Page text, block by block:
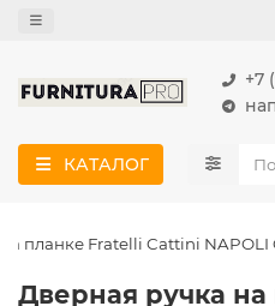
+7
КАТАЛОГ
планке Fratelli Cattini NAPOLI
Дверная ручка